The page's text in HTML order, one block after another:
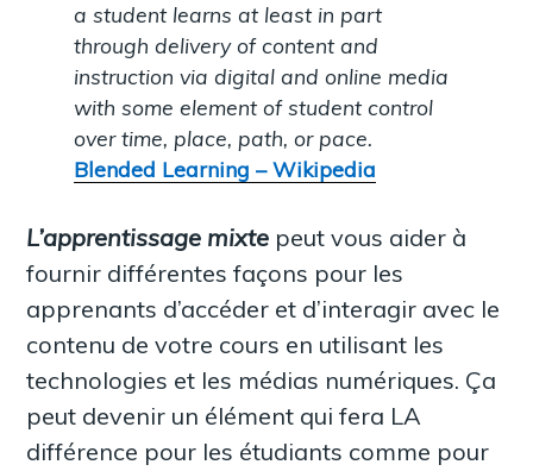
a student learns at least in part
through delivery of content and
instruction via digital and online media
with some element of student control
over time, place, path, or pace.
Blended Learning – Wikipedia
L’apprentissage mixte peut vous aider à
fournir différentes façons pour les
apprenants d’accéder et d’interagir avec le
contenu de votre cours en utilisant les
technologies et les médias numériques. Ça
peut devenir un élément qui fera LA
différence pour les étudiants comme pour